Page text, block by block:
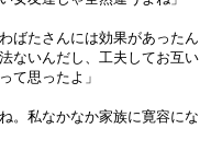
ばたさんには効果があったん
ないんだし、工夫してお互い
て思ったよ」
。私なかなか家族に寛容にな